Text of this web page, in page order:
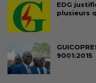
EDG
plusieurs
9001:2015